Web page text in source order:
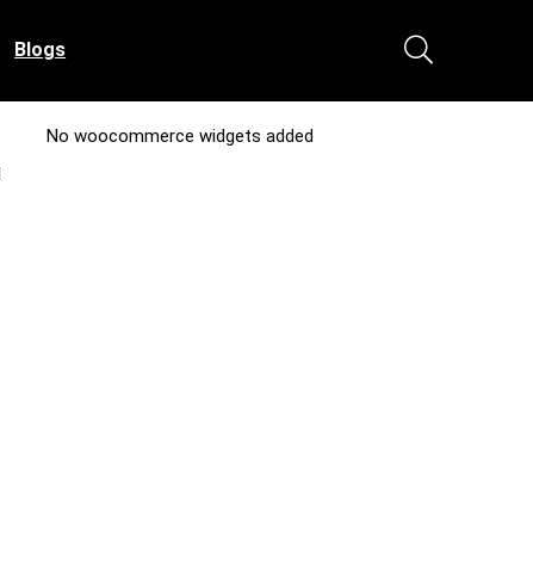
Blogs
No woocommerce widgets added